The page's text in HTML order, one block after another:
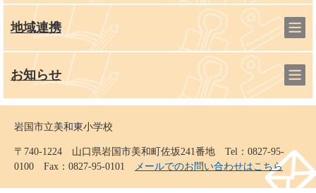
地域連携
お知らせ
岩国市立美和東小学校
〒740-1224 山口県岩国市美和町佐坂241番地 Tel：0827-95-
0100 Fax：0827-95-0101
メールでのお問い合わせはこちら